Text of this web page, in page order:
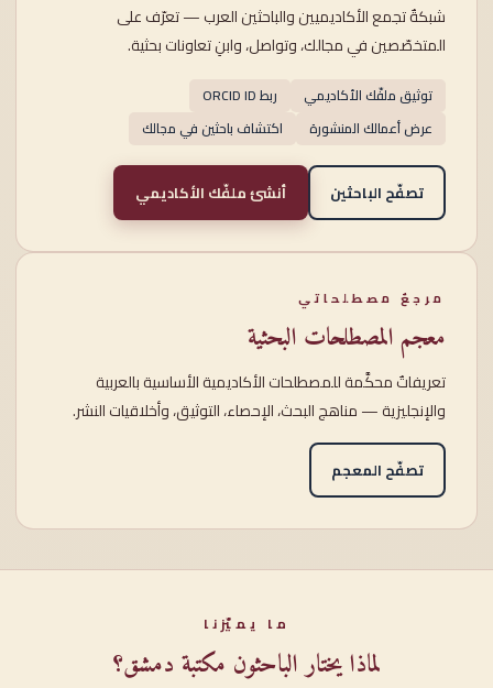
شبكةٌ تجمع الأكاديميين والباحثين العرب — تعرّف على
المتخصّصين في مجالك، وتواصل، وابنِ تعاونات بحثية.
توثيق ملفّك الأكاديمي
ربط ORCID ID
عرض أعمالك المنشورة
اكتشاف باحثين في مجالك
تصفّح الباحثين أنشئ ملفّك الأكاديمي
مرجعٌ مصطلحاتي
معجم المصطلحات البحثية
تعريفاتٌ محكَّمة للمصطلحات الأكاديمية الأساسية بالعربية
والإنجليزية — مناهج البحث، الإحصاء، التوثيق، وأخلاقيات النشر.
تصفّح المعجم
ما يميّزنا
لماذا يختار الباحثون مكتبة دمشق؟